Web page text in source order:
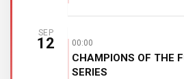
SEP
12 00:00
CHAMPIONS OF THE
SERIES